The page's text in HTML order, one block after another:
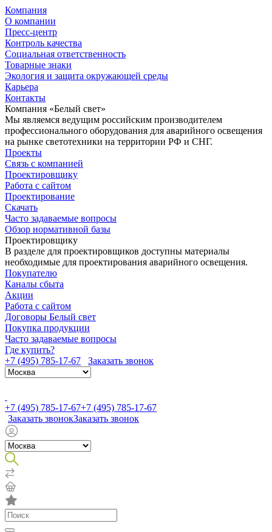
Компания
О компании
Пресс-центр
Контроль качества
Социальная ответственность
Товарные знаки
Экология и защита окружающей среды
Карьера
Контакты
Компания «Белый свет»
Мы являемся ведущим российским производителем
профессионального оборудования для аварийного освещения
на рынке светотехники на территории РФ и СНГ.
Проекты
Связь с компанией
Проектировщику
Работа с сайтом
Проектирование
Скачать
Часто задаваемые вопросы
Обзор нормативной базы
Проектировщику
В разделе для проектировщиков доступны материалы
необходимые для проектирования аварийного освещения.
Покупателю
Каналы сбыта
Акции
Работа с сайтом
Договоры Белый свет
Покупка продукции
Часто задаваемые вопросы
Где купить?
+7 (495) 785-17-67
Заказать звонок
+7 (495) 785-17-67+7 (495) 785-17-67
Заказать звонокЗаказать звонок